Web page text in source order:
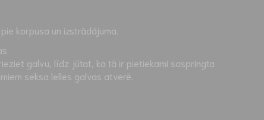
korpusa un izstrādājuma.
galvu, līdz jūtat, ka tā ir pietiekami saspringta
seksa lelles galvas atverē.